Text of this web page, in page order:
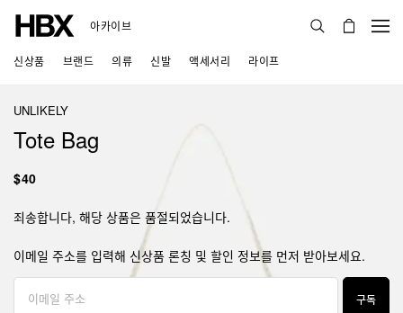
아카이브
신상품 브랜드 의류 신발 액세서리 라이프
UNLIKELY
Tote Bag
$40
죄송합니다, 해당 상품은 품절되었습니다.
이메일 주소를 입력해 신상품 론칭 및 할인 정보를 먼저 받아보세요.
구독